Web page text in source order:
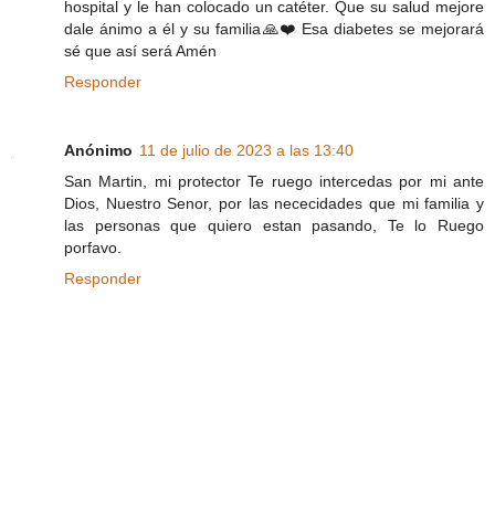
hospital y le han colocado un catéter. Que su salud mejore
dale ánimo a él y su familia🙏❤️ Esa diabetes se mejorará
sé que así será Amén
Responder
Anónimo 11 de julio de 2023 a las 13:40
San Martin, mi protector Te ruego intercedas por mi ante
Dios, Nuestro Senor, por las nececidades que mi familia y
las personas que quiero estan pasando, Te lo Ruego
porfavo.
Responder